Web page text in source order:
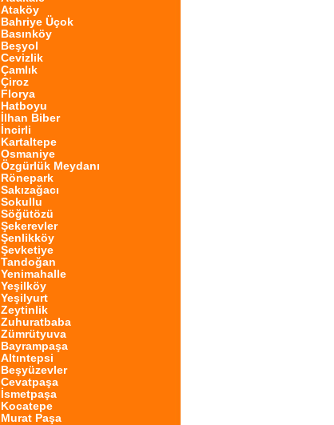
Ataköy
Bahriye Üçok
Basınköy
Beşyol
Cevizlik
Çamlık
Çiroz
Florya
Hatboyu
İlhan Biber
İncirli
Kartaltepe
Osmaniye
Özgürlük Meydanı
Rönepark
Sakızağacı
Sokullu
Söğütözü
Şekerevler
Şenlikköy
Şevketiye
Tandoğan
Yenimahalle
Yeşilköy
Yeşilyurt
Zeytinlik
Zuhuratbaba
Zümrütyuva
Bayrampaşa
Altıntepsi
Beşyüzevler
Cevatpaşa
İsmetpaşa
Kocatepe
Murat Paşa